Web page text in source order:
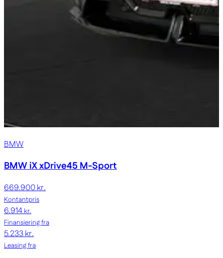
BMW
BMW iXxDrive45 M-Sport
669.900 kr.
Kontantpris
6.914kr.
Finansiering fra
5.233 kr.
Leasing fra